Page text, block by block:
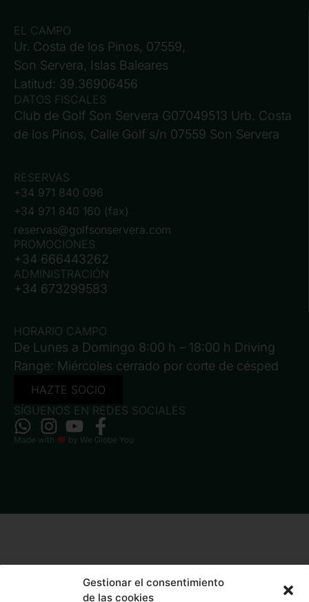
Gestionar el consentimiento
de las cookies
EL CAMPO
Ur. Costa de los Pinos, 07559,
Son Servera, Islas Baleares
Latitud: 39.36906456
DATOS FISCALES
Club de Golf Son Servera G07049513 Urb. Costa
de los Pinos, Calle Golf s/n 07559 Son Servera
RESERVAS
+34 971 840 096
+34 971 840 160 (fax)
reservas@golfsonservera.com
PROMOCIONES
+34 666443262
ADMINISTRACIÓN
+34 673299583
HORARIO CAMPO
De Lunes a Domingo 8:00 h – 18:00 h Driving
Range: Miércoles cerrado por corte de césped
HAZTE SOCIO
SÍGUENOS EN REDES SOCIALES
Made with by We Globe You